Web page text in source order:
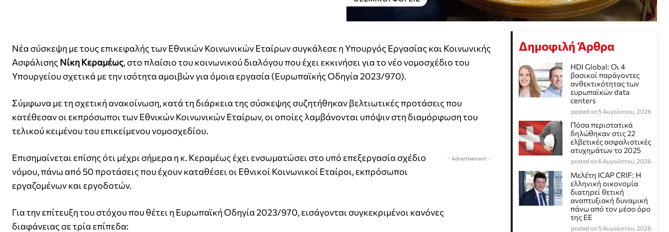
Νέα σύσκεψη με τους επικεφαλής των Εθνικών Κοινωνικών Εταίρων συγκάλεσε η Υπουργός Εργασίας και Κοινωνικής
Ασφάλισης Νίκη Κεραμέως, στο πλαίσιο του κοινωνικού διαλόγου που έχει εκκινήσει για το νέο νομοσχέδιο του
Υπουργείου σχετικά με την ισότητα αμοιβών για όμοια εργασία (Ευρωπαϊκής Οδηγία 2023/970).
Σύμφωνα με τη σχετική ανακοίνωση, κατά τη διάρκεια της σύσκεψης συζητήθηκαν βελτιωτικές προτάσεις που
κατέθεσαν οι εκπρόσωποι των Εθνικών Κοινωνικών Εταίρων, οι οποίες λαμβάνονται υπόψιν στη διαμόρφωση του
τελικού κειμένου του επικείμενου νομοσχεδίου.
- Advertisement -
Επισημαίνεται επίσης ότι μέχρι σήμερα η κ. Κεραμέως έχει ενσωματώσει στο υπό επεξεργασία σχέδιο
νόμου, πάνω από 50 προτάσεις που έχουν καταθέσει οι Εθνικοί Κοινωνικοί Εταίροι, εκπρόσωποι
εργαζομένων και εργοδοτών.
Για την επίτευξη του στόχου που θέτει η Ευρωπαϊκή Οδηγία 2023/970, εισάγονται συγκεκριμένοι κανόνες
διαφάνειας σε τρία επίπεδα:
Δημοφιλή Άρθρα
HDI Global: Οι 4
βασικοί παράγοντες
ανθεκτικότητας των
ευρωπαϊκών data
centers
posted on 5 Αυγούστου, 2026
Πόσα περιστατικά
δηλώθηκαν στις 22
ελβετικές ασφαλιστικές
ατυχημάτων το 2025
posted on 6 Αυγούστου, 2026
Μελέτη ICAP CRIF: Η
ελληνική οικονομία
διατηρεί θετική
αναπτυξιακή δυναμική
πάνω από τον μέσο όρο
της ΕΕ
posted on 5 Αυγούστου, 2026